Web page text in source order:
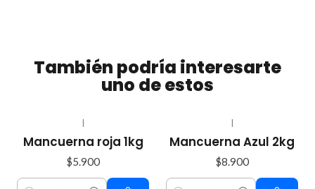
También podría interesarte
uno de estos
|
Mancuerna roja 1kg
$5.900
|
Mancuerna Azul 2kg
$8.900